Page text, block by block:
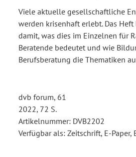
Viele aktuelle gesellschaftliche
werden krisenhaft erlebt. Das
damit, was dies im Einzelnen für
Beratende bedeutet und wie
Berufsberatung die Thematiken
dvb forum, 61
2022, 72 S.
Artikelnummer: DVB2202
Verfügbar als: Zeitschrift, E-Paper,